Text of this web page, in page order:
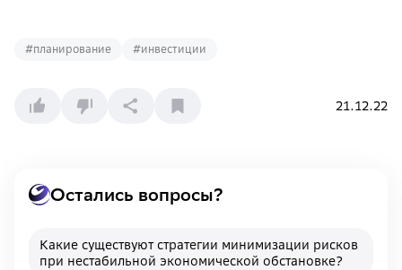
#планирование #инвестиции
21.12.22
Остались вопросы?
Какие существуют стратегии минимизации рисков
при нестабильной экономической обстановке?